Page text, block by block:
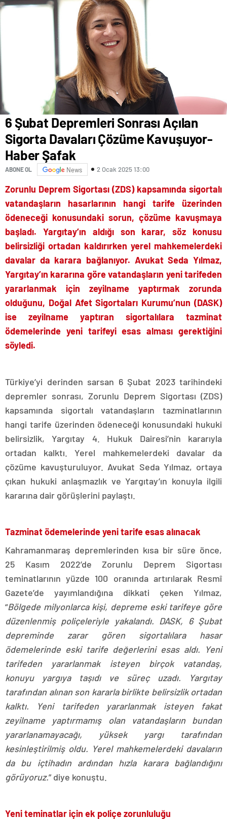
6 Şubat Depremleri Sonrası Açılan
Sigorta Davaları Çözüme Kavuşuyor-
Haber Şafak
ABONE OL News 2 Ocak 2025 13:00
Zorunlu Deprem Sigortası (ZDS) kapsamında sigortalı
vatandaşların hasarlarının hangi tarife üzerinden
ödeneceği konusundaki sorun, çözüme kavuşmaya
başladı. Yargıtay’ın aldığı son karar, söz konusu
belirsizliği ortadan kaldırırken yerel mahkemelerdeki
davalar da karara bağlanıyor. Avukat Seda Yılmaz,
Yargıtay’ın kararına göre vatandaşların yeni tarifeden
yararlanmak için zeyilname yaptırmak zorunda
olduğunu, Doğal Afet Sigortaları Kurumu’nun (DASK)
ise zeyilname yaptıran sigortalılara tazminat
ödemelerinde yeni tarifeyi esas alması gerektiğini
söyledi.
Türkiye’yi derinden sarsan 6 Şubat 2023 tarihindeki
depremler sonrası, Zorunlu Deprem Sigortası (ZDS)
kapsamında sigortalı vatandaşların tazminatlarının
hangi tarife üzerinden ödeneceği konusundaki hukuki
belirsizlik, Yargıtay 4. Hukuk Dairesi’nin kararıyla
ortadan kalktı. Yerel mahkemelerdeki davalar da
çözüme kavuşturuluyor. Avukat Seda Yılmaz, ortaya
çıkan hukuki anlaşmazlık ve Yargıtay’ın konuyla ilgili
kararına dair görüşlerini paylaştı.
Tazminat ödemelerinde yeni tarife esas alınacak
Kahramanmaraş depremlerinden kısa bir süre önce,
25 Kasım 2022’de Zorunlu Deprem Sigortası
teminatlarının yüzde 100 oranında artırılarak Resmî
Gazete’de yayımlandığına dikkati çeken Yılmaz,
“Bölgede milyonlarca kişi, depreme eski tarifeye göre
düzenlenmiş poliçeleriyle yakalandı. DASK, 6 Şubat
depreminde zarar gören sigortalılara hasar
ödemelerinde eski tarife değerlerini esas aldı. Yeni
tarifeden yararlanmak isteyen birçok vatandaş,
konuyu yargıya taşıdı ve süreç uzadı. Yargıtay
tarafından alınan son kararla birlikte belirsizlik ortadan
kalktı. Yeni tarifeden yararlanmak isteyen fakat
zeyilname yaptırmamış olan vatandaşların bundan
yararlanamayacağı, yüksek yargı tarafından
kesinleştirilmiş oldu. Yerel mahkemelerdeki davaların
da bu içtihadın ardından hızla karara bağlandığını
görüyoruz.” diye konuştu.
Yeni teminatlar için ek poliçe zorunluluğu